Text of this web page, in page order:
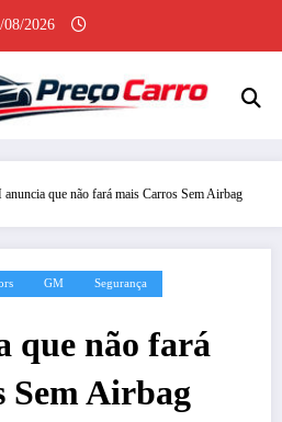
08/2026
que não fará mais Carros Sem Airbag
GM Segurança
que não fará
Sem Airbag